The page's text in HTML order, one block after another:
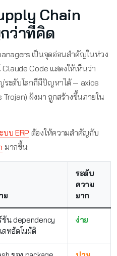
Chain
ว่าที่คิด
เป็นจุดอ่อนสำคัญในห่วง
Code แสดงให้เห็นว่า
ระดับโลกก็มีปัญหาได้ — axios
ฝังมา ถูกสร้างขึ้นภายใน
บบ ERP ต้องให้ความสำคัญกับ
มากขึ้น:
ย
ระดับ
ความ
ยาก
ชัน dependency
ดทอัตโนมัติ
ง่าย